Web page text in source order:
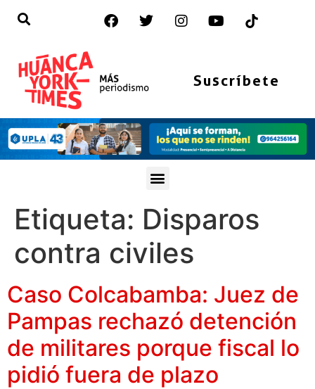
Suscríbete
Etiqueta: Disparos
contra civiles
Caso Colcabamba: Juez de
Pampas rechazó detención
de militares porque fiscal lo
pidió fuera de plazo